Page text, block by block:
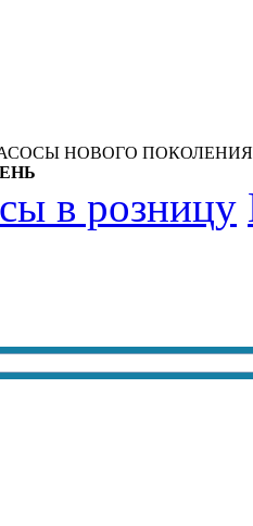
НОВОГО
в розницу